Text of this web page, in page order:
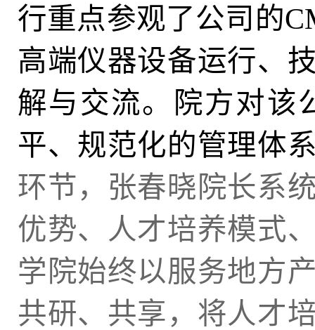
行重点参观了公司的
高端仪器设备运行、
解与交流。院方对该
平、规范化的管理体
环节，张春晓院长系
优势、人才培养模式
学院始终以服务地方
共研、共享，将人才